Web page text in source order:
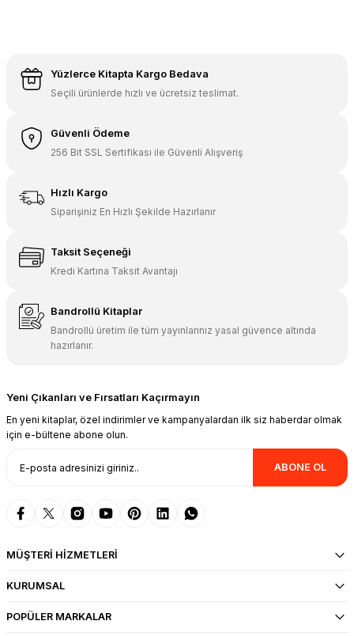
Yüzlerce Kitapta Kargo Bedava
Seçili ürünlerde hızlı ve ücretsiz teslimat.
Güvenli Ödeme
256 Bit SSL Sertifikası ile Güvenli Alışveriş
Hızlı Kargo
Siparişiniz En Hızlı Şekilde Hazırlanır
Taksit Seçeneği
Kredi Kartına Taksit Avantajı
Bandrollü Kitaplar
Bandrollü üretim ile tüm yayınlarınız yasal güvence altında
hazırlanır.
Yeni Çıkanları ve Fırsatları Kaçırmayın
En yeni kitaplar, özel indirimler ve kampanyalardan ilk siz haberdar olmak
için e-bültene abone olun.
ABONE OL
MÜŞTERİ HİZMETLERİ
KURUMSAL
POPÜLER MARKALAR